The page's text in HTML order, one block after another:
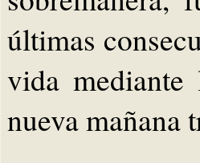
últimas
vida
nueva mañana